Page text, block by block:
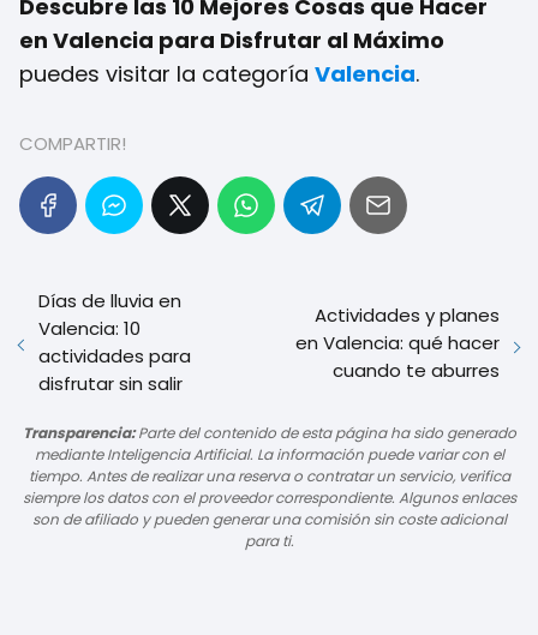
Descubre las 10 Mejores Cosas que Hacer
en Valencia para Disfrutar al Máximo
puedes visitar la categoría Valencia.
COMPARTIR!
Días de lluvia en
Valencia: 10
actividades para
disfrutar sin salir
Actividades y planes
en Valencia: qué hacer
cuando te aburres
Transparencia:Parte del contenido de esta página ha sido generado
mediante Inteligencia Artificial. La información puede variar con el
tiempo. Antes de realizar una reserva o contratar un servicio, verifica
siempre los datos con el proveedor correspondiente. Algunos enlaces
son de afiliado y pueden generar una comisión sin coste adicional
para ti.